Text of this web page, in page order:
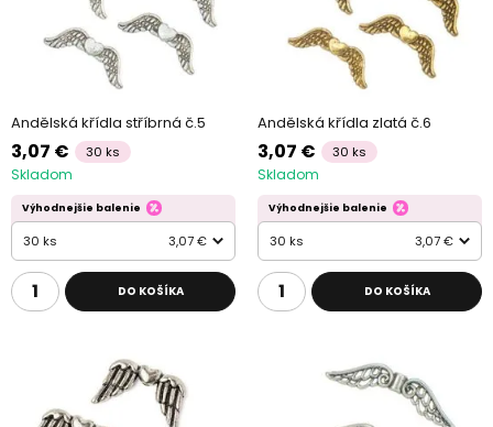
Andělská křídla stříbrná č.5
3,07 € 30 ks
Skladom
Výhodnejšie balenie
30 ks 3,07 €
DO KOŠÍKA
Andělská křídla zlatá č.6
3,07 € 30 ks
Skladom
Výhodnejšie balenie
30 ks 3,07 €
DO KOŠÍKA